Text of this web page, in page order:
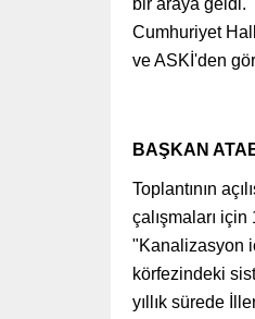
Cumhuriyet
ve ASKİ'den
BAŞKAN
Toplantının
çalışmaları
"Kanalizasyon
körfezindeki
yıllık sürede